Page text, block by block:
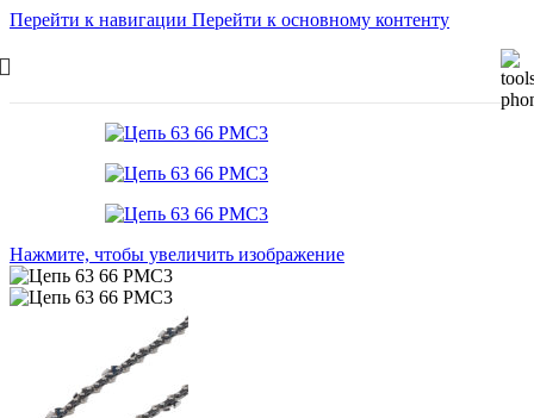
Перейти к навигации Перейти к основному контенту
Нажмите, чтобы увеличить изображение